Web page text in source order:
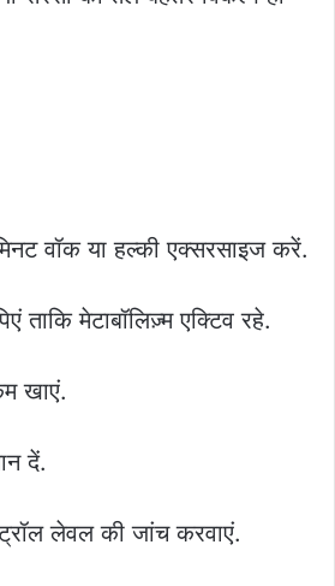
वॉक या हल्की एक्सरसाइज करें.
ताकि मेटाबॉलिज़्म एक्टिव रहे.
खाएं.
दें.
लेवल की जांच करवाएं.